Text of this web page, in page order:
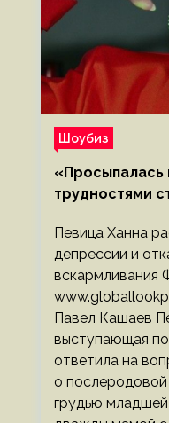
Шоубиз
«Просыпалась
трудностями
Певица Ханна
депрессии и
вскармливания
Павел Кашаев
выступающая
ответила на
о
грудью